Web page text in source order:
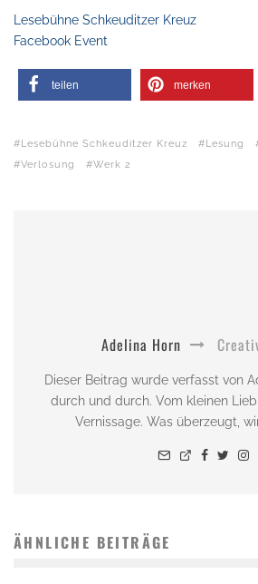
Lesebühne Schkeuditzer Kreuz
Facebook Event
teilen merken
Lesebühne Schkeuditzer Kreuz Lesung
Verlosung
Werk 2
Adelina Horn
Dieser Beitrag wurde verfasst von
durch und durch. Vom kleinen
Vernissage. Was überzeugt,
ÄHNLICHE BEITRÄGE